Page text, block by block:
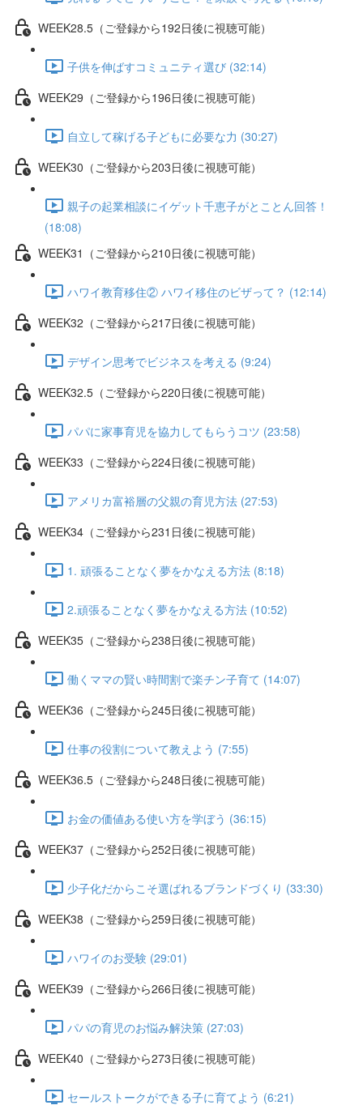
WEEK28.5（ご登録から192日後に視聴可能）
子供を伸ばすコミュニティ選び (32:14)
WEEK29（ご登録から196日後に視聴可能）
自立して稼げる子どもに必要な力 (30:27)
WEEK30（ご登録から203日後に視聴可能）
親子の起業相談にイゲット千恵子がとことん回答！
(18:08)
WEEK31（ご登録から210日後に視聴可能）
ハワイ教育移住② ハワイ移住のビザって？ (12:14)
WEEK32（ご登録から217日後に視聴可能）
デザイン思考でビジネスを考える (9:24)
WEEK32.5（ご登録から220日後に視聴可能）
パパに家事育児を協力してもらうコツ (23:58)
WEEK33（ご登録から224日後に視聴可能）
アメリカ富裕層の父親の育児方法 (27:53)
WEEK34（ご登録から231日後に視聴可能）
1. 頑張ることなく夢をかなえる方法 (8:18)
2.頑張ることなく夢をかなえる方法 (10:52)
WEEK35（ご登録から238日後に視聴可能）
働くママの賢い時間割で楽チン子育て (14:07)
WEEK36（ご登録から245日後に視聴可能）
仕事の役割について教えよう (7:55)
WEEK36.5（ご登録から248日後に視聴可能）
お金の価値ある使い方を学ぼう (36:15)
WEEK37（ご登録から252日後に視聴可能）
少子化だからこそ選ばれるブランドづくり (33:30)
WEEK38（ご登録から259日後に視聴可能）
ハワイのお受験 (29:01)
WEEK39（ご登録から266日後に視聴可能）
パパの育児のお悩み解決策 (27:03)
WEEK40（ご登録から273日後に視聴可能）
セールストークができる子に育てよう (6:21)